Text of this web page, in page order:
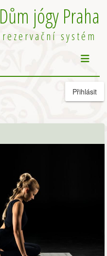
Dům jógy Praha
rezervační systém
Přihlásit